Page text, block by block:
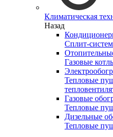
Климатическая
Назад
Сплит-
Газовые
Тепловые
Газовые
Тепловые
Дизельные
Тепловые